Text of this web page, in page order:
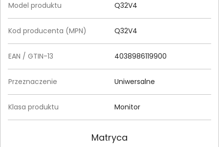
Model produktu Q32V4
Kod producenta (MPN) Q32V4
EAN / GTIN-13 4038986119900
Przeznaczenie Uniwersalne
Klasa produktu Monitor
Matryca